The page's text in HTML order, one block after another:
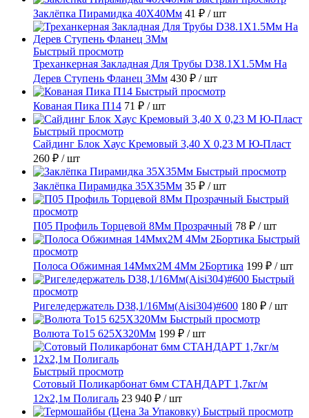
Заклёпка Пирамидка 40X40Мм 41 ₽ / шт
Быстрый просмотр
Треханкерная Закладная Для Трубы D38.1Х1.5Мм На
Дерев Ступень Фланец 3Мм 430 ₽ / шт
Быстрый просмотр
Кованая Пика П14 71 ₽ / шт
Быстрый просмотр
Сайдинг Блок Хаус Кремовый 3,40 Х 0,23 М Ю-Пласт
260 ₽ / шт
Быстрый просмотр
Заклёпка Пирамидка 35X35Мм 35 ₽ / шт
Быстрый
просмотр
П05 Профиль Торцевой 8Мм Прозрачный 78 ₽ / шт
Быстрый
просмотр
Полоса Обжимная 14Ммх2М 4Мм 2Бортика 199 ₽ / шт
Быстрый
просмотр
Ригеледержатель D38,1/16Мм(Aisi304)#600 180 ₽ / шт
Быстрый просмотр
Волюта То15 625X320Мм 199 ₽ / шт
Быстрый просмотр
Сотовый Поликарбонат 6мм СТАНДАРТ 1,7кг/м
12х2,1м Полигаль 23 940 ₽ / шт
Быстрый просмотр